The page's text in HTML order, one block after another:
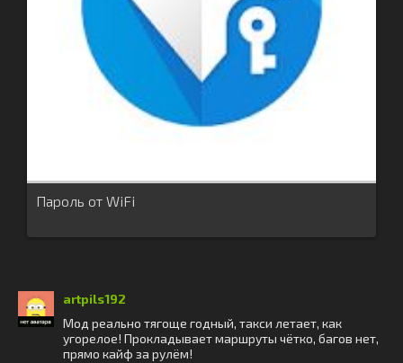
Пароль от WiFi
artpils192
Мод реально тягоще годный, такси летает, как
угорелое! Прокладывает маршруты чётко, багов нет,
прямо кайф за рулём!